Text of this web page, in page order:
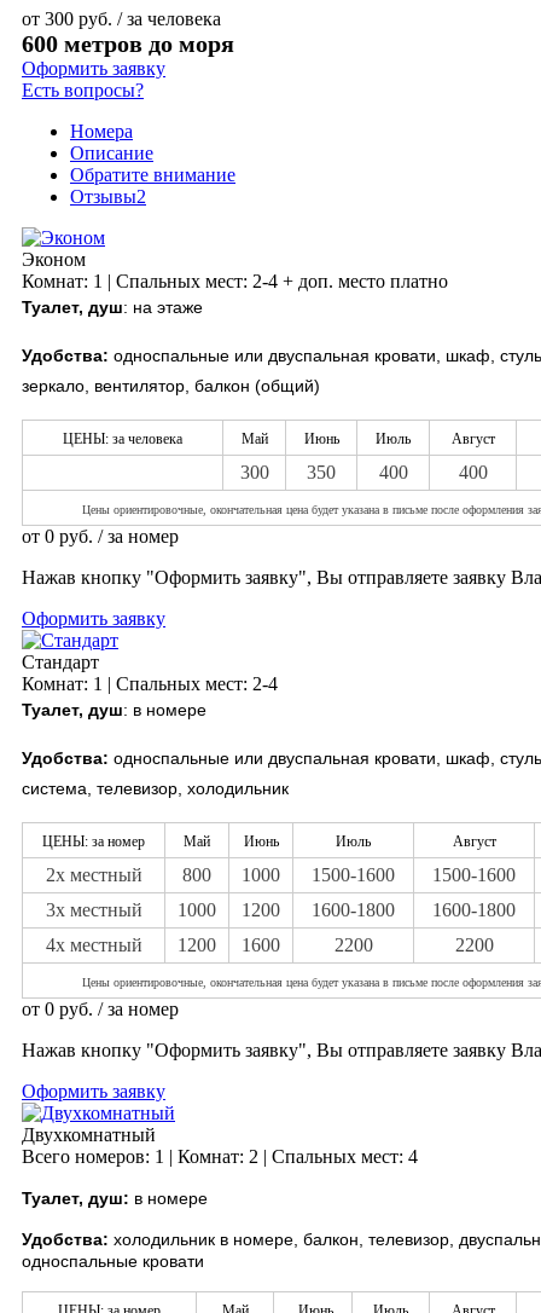
от 300 руб. / за человека
600 метров до моря
Оформить заявку
Есть вопросы?
Номера
Описание
Обратите внимание
Отзывы2
Эконом
Комнат: 1 | Спальных мест: 2-4 + доп. место платно
Туалет, душ: на этаже
Удобства: односпальные или двуспальная кровати, шкаф,
зеркало, вентилятор, балкон (общий)
ЦЕНЫ: за человека Май Июнь Июль Август
300 350 400 400
Цены ориентировочные, окончательная цена будет указана в письме после оформления
от 0 руб. / за номер
Нажав кнопку "Оформить заявку", Вы отправляете заявку
Оформить заявку
Стандарт
Комнат: 1 | Спальных мест: 2-4
Туалет, душ: в номере
Удобства: односпальные или двуспальная кровати, шкаф,
система, телевизор, холодильник
ЦЕНЫ: за номер Май Июнь Июль Август
2х местный 800 1000 1500-1600
1500-1600
3х местный
1000 1200 1600-1800
1600-1800
4х местный
1200 1600 2200 2200
Цены ориентировочные, окончательная цена будет указана в письме после оформления
от 0 руб. / за номер
Нажав кнопку "Оформить заявку", Вы отправляете заявку
Оформить заявку
Двухкомнатный
Всего номеров: 1 | Комнат: 2 | Спальных мест: 4
Туалет, душ: в номере
Удобства: холодильник в номере, балкон, телевизор,
односпальные кровати